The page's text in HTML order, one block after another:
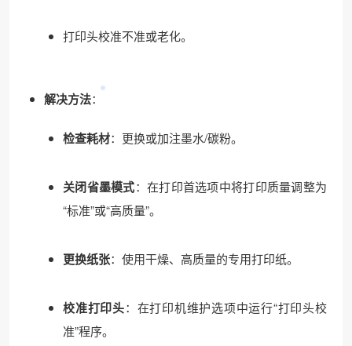
打印头校准不准或老化。
解决方法：
检查耗材：更换或加注墨水/碳粉。
关闭省墨模式：在打印首选项中将打印质量调整为
“标准”或“高质量”。
更换纸张：使用干燥、高质量的专用打印纸。
校准打印头：在打印机维护选项中运行“打印头校
准”程序。